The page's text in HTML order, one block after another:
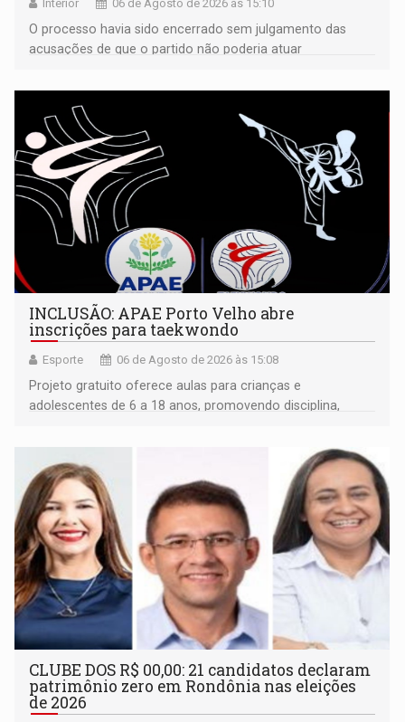
Interior 06 de Agosto de 2026 às 15:10
O processo havia sido encerrado sem julgamento das
acusações de que o partido não poderia atuar
INCLUSÃO: APAE Porto Velho abre
inscrições para taekwondo
Esporte 06 de Agosto de 2026 às 15:08
Projeto gratuito oferece aulas para crianças e
adolescentes de 6 a 18 anos, promovendo disciplina,
CLUBE DOS R$ 00,00: 21 candidatos declaram
patrimônio zero em Rondônia nas eleições
de 2026